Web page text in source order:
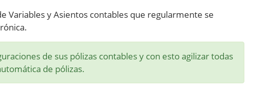
Variables y Asientos contables que regularmente se
de sus pólizas contables y con esto agilizar todas
de pólizas.